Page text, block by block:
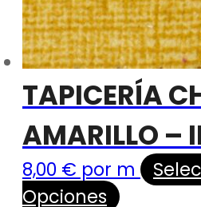
TAPICERÍA
AMARILLO –
8,00 € por m
Opciones